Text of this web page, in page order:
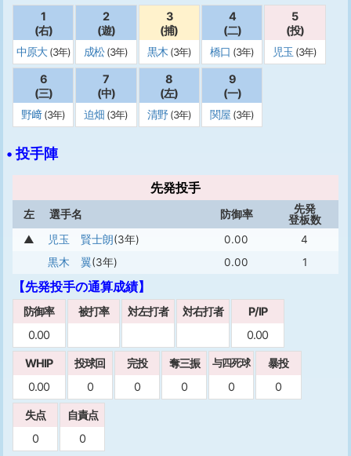
1
(右)
中原大(3年)
2
(遊)
成松(3年)
3
(捕)
黒木 (3年)
4
(二)
橋口 (3年)
5
(投)
児玉 (3年)
6
(三)
野﨑(3年)
7
(中)
迫畑 (3年)
8
(左)
清野(3年)
9
(一)
関屋 (3年)
• 投手陣
先発投手
左 選手名 防御率
先発
登板数
▲
児玉 賢士朗(3年) 0.00
4
黒木 翼(3年) 0.00 1
【先発投手の通算成績】
防御率
0.00
被打率 対左打者 対右打者
P/IP
0.00
WHIP
0.00
投球回
0
完投
0
奪三振
0
与四死球
0
暴投
0
失点
0
自責点
0